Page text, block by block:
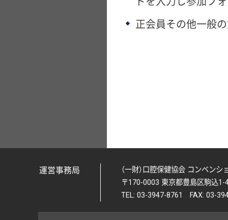
正会員その他一般
運営事務局
（一財）口腔保健協会 コンベンシ
〒170-0003 東京都豊島区駒込
TEL: 03-3947-8761 FAX: 03-